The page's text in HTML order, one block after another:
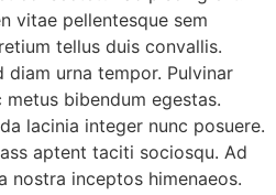
vitae pellentesque sem
tellus duis convallis.
diam urna tempor. Pulvinar
bibendum egestas.
lacinia integer nunc posuere.
aptent taciti sociosqu. Ad
nostra inceptos himenaeos.